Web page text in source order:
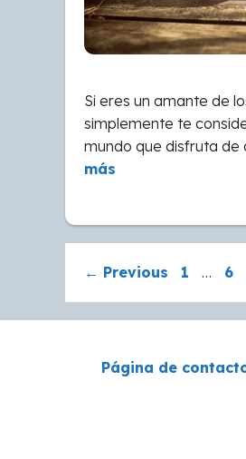
Si eres un amante de
simplemente te
mundo que disfruta de
más
← Previous Page
1 … 6
Página de